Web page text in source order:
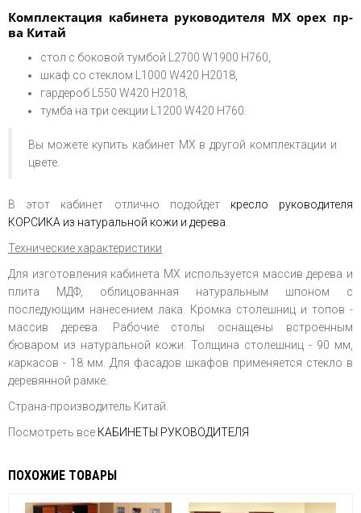
Комплектация кабинета руководителя МХ орех пр-
ва Китай
стол с боковой тумбой L2700 W1900 H760,
шкаф со стеклом L1000 W420 H2018,
гардероб L550 W420 H2018,
тумба на три секции L1200 W420 H760.
Вы можете купить кабинет МХ в другой комплектации и
цвете.
В этот кабинет отлично подойдет кресло
руководителя
КОРСИКА из натуральной кожи и дерева
Технические характеристики
Для изготовления кабинета МХ используется массив дерева и
плита МДФ, облицованная натуральным шпоном с
последующим нанесением лака. Кромка столешниц и топов -
массив дерева. Рабочие столы оснащены встроенным
бюваром из натуральной кожи. Толщина столешниц - 90 мм,
каркасов - 18 мм. Для фасадов шкафов применяется стекло в
деревянной рамке.
Страна-производитель Китай.
Посмотреть все КАБИНЕТЫ РУКОВОДИТЕЛЯ
ПОХОЖИЕ ТОВАРЫ